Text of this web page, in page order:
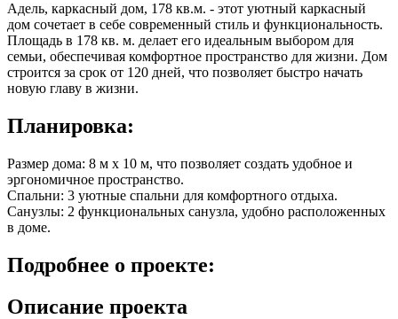
Адель, каркасный дом, 178 кв.м. - этот уютный каркасный
дом сочетает в себе современный стиль и функциональность.
Площадь в 178 кв. м. делает его идеальным выбором для
семьи, обеспечивая комфортное пространство для жизни. Дом
строится за срок от 120 дней, что позволяет быстро начать
новую главу в жизни.
Планировка:
Размер дома: 8 м x 10 м, что позволяет создать удобное и
эргономичное пространство.
Спальни: 3 уютные спальни для комфортного отдыха.
Санузлы: 2 функциональных санузла, удобно расположенных
в доме.
Подробнее о проекте:
Описание проекта